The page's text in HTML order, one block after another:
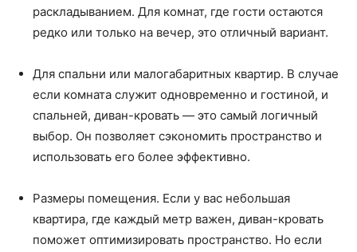
раскладыванием. Для комнат, где гости остаются
редко или только на вечер, это отличный вариант.
Для спальни или малогабаритных квартир. В случае
если комната служит одновременно и гостиной, и
спальней, диван-кровать — это самый логичный
выбор. Он позволяет сэкономить пространство и
использовать его более эффективно.
Размеры помещения. Если у вас небольшая
квартира, где каждый метр важен, диван-кровать
поможет оптимизировать пространство. Но если